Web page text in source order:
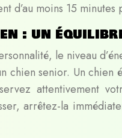
d’au moins 15 minutes
: un
le niveau
chien senior. Un
attentivement
arrêtez-la